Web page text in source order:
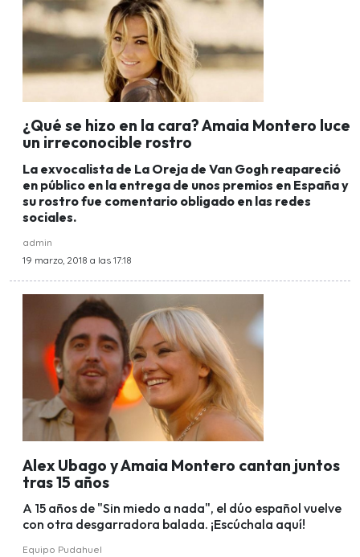
¿Qué se hizo en la cara? Amaia Montero luce
un irreconocible rostro
La exvocalista de La Oreja de Van Gogh reapareció
en público en la entrega de unos premios en España y
su rostro fue comentario obligado en las redes
sociales.
admin
19 marzo, 2018 a las 17:18
Alex Ubago y Amaia Montero cantan juntos
tras 15 años
A 15 años de "Sin miedo a nada", el dúo español vuelve
con otra desgarradora balada. ¡Escúchala aquí!
Equipo Pudahuel